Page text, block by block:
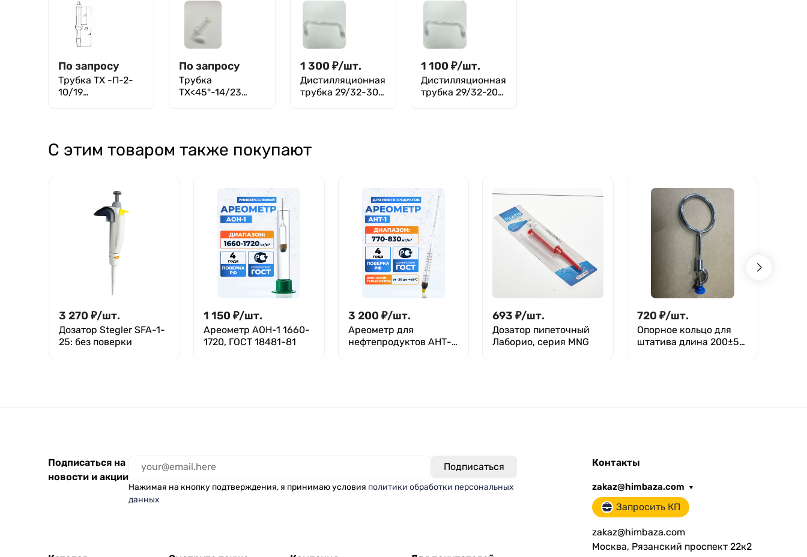
По запросу
Трубка ТХ -П-2-
10/19
По запросу
Трубка
ТХ<45°-14/23
1 300 ₽/шт.
Дистилляционная
трубка 29/32-300
стекло
1 100 ₽/шт.
Дистилляционная
трубка 29/32-200
С этим товаром также покупают
3 270 ₽/шт.
Дозатор Stegler SFA-1-
25: без поверки
1 150 ₽/шт.
Ареометр АОН-1 1660-
1720, ГОСТ 18481-81
3 200 ₽/шт.
Ареометр для
нефтепродуктов АНТ-1
693 ₽/шт.
Дозатор пипеточный
Лаборио, серия MNG
720 ₽/шт.
Опорное кольцо для
штатива длина 200±5
Подписаться на
новости и акции
Нажимая на кнопку подтверждения, я принимаю условия политики обработки персональных
данных
Контакты
zakaz@himbaza.com
Запросить КП
zakaz@himbaza.com
Москва, Рязанский проспект 22к2